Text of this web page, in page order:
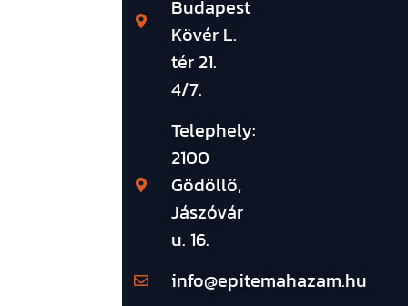
Budapest
Kövér L.
tér 21.
4/7.
Telephely:
2100
Gödöllő,
Jászóvár
u. 16.
info@epitemahazam.hu